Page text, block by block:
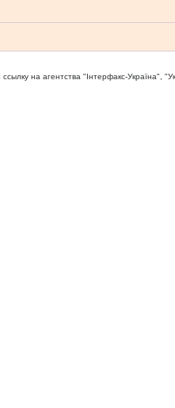
на агентства "Iнтерфакс-Україна",